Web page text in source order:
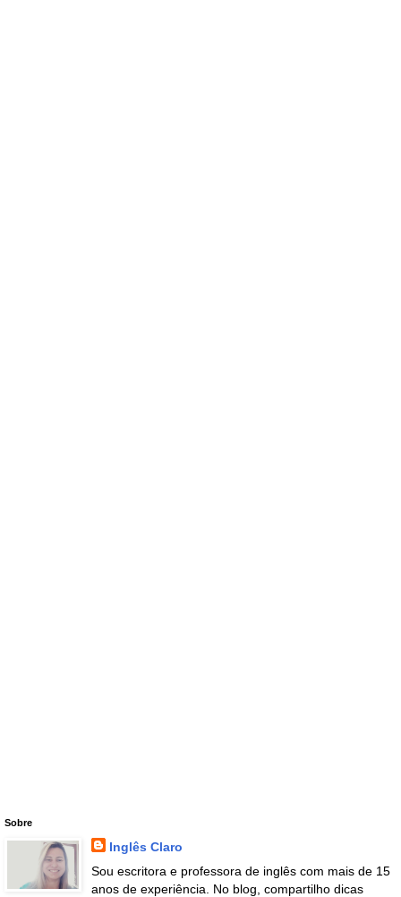
Sobre
Inglês Claro
Sou escritora e professora de inglês com mais de 15
anos de experiência. No blog, compartilho dicas